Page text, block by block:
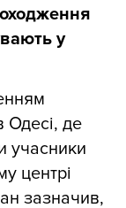
у
Одесі, де
учасники
центрі
зазначив,